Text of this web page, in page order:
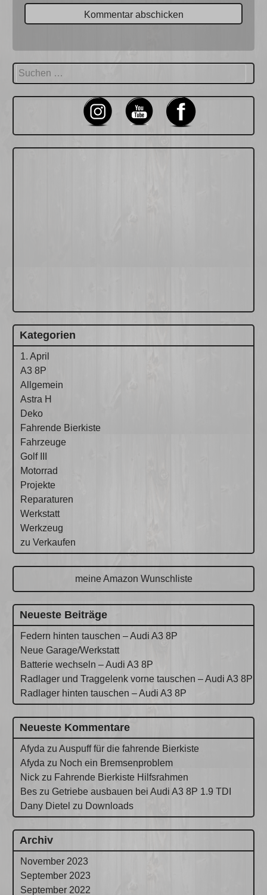
Suchen
nach:
Kategorien
1. April
A3 8P
Allgemein
Astra H
Deko
Fahrende Bierkiste
Fahrzeuge
Golf III
Motorrad
Projekte
Reparaturen
Werkstatt
Werkzeug
zu Verkaufen
meine Amazon Wunschliste
Neueste Beiträge
Federn hinten tauschen – Audi A3 8P
Neue Garage/Werkstatt
Batterie wechseln – Audi A3 8P
Radlager und Traggelenk vorne tauschen – Audi A3 8P
Radlager hinten tauschen – Audi A3 8P
Neueste Kommentare
Afyda zuAuspuff für die fahrende Bierkiste
Afyda zu Noch ein Bremsenproblem
Nick zu Fahrende Bierkiste Hilfsrahmen
Bes zuGetriebe ausbauen bei Audi A3 8P 1.9 TDI
Dany Dietel zu Downloads
Archiv
November 2023
September 2023
September 2022